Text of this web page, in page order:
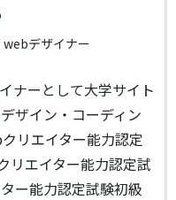
webデザイナー
ナーとして大学サイト
ザイン・コーディン
リエイター能力認定
エイター能力認定試
ー能力認定試験初級